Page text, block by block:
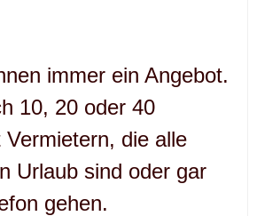
immer ein Angebot.
10, 20 oder 40
Vermietern, die alle
Urlaub sind oder gar
gehen.